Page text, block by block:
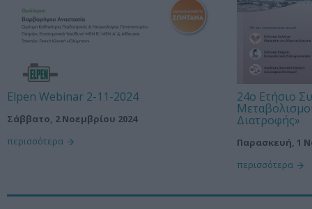
Elpen Webinar 2-11-2024
Σάββατο, 2 Νοεμβρίου 2024
περισσότερα
24ο Ετήσιο
Διατροφής»
Παρασκευή, 1
περισσότερα